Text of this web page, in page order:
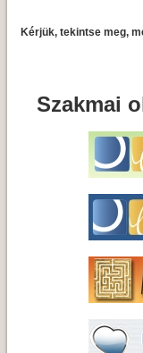
Kérjük, tekintse meg,
Szakmai